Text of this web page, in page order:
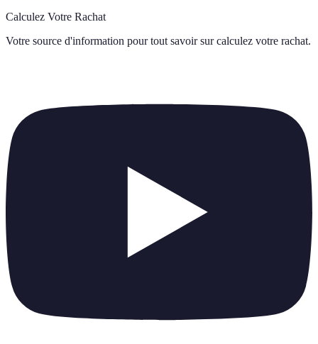
Calculez Votre Rachat
Votre source d'information pour tout savoir sur calculez votre rachat.